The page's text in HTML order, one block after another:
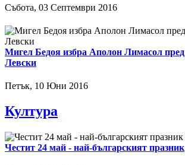
Събота, 03 Септември 2016
Мигел Бедоя избра Аполон Лимасол пред
Левски
Петък, 10 Юни 2016
Култура
Честит 24 май - най-българският празник